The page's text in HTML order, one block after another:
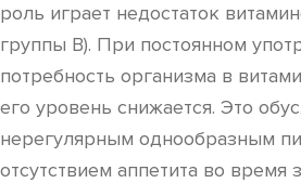
роль играет недостаток
группы В). При постоянном
потребность организма в
его уровень снижается. Это
нерегулярным однообразным
отсутствием аппетита во время